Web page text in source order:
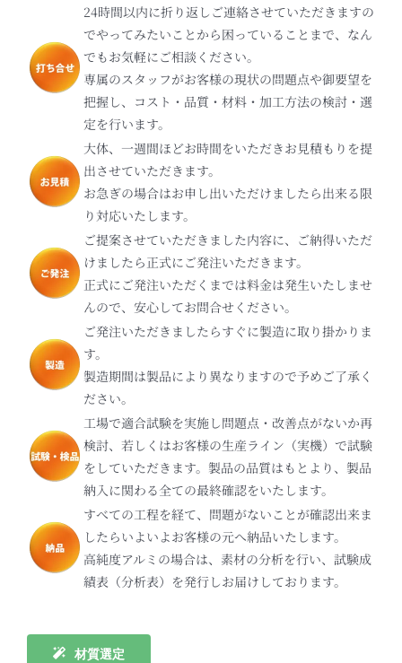
24時間以内に折り返しご連絡させていただきますの
でやってみたいことから困っていることまで、なん
でもお気軽にご相談ください。
専属のスタッフがお客様の現状の問題点や御要望を
把握し、コスト・品質・材料・加工方法の検討・選
定を行います。
大体、一週間ほどお時間をいただきお見積もりを提
出させていただきます。
お急ぎの場合はお申し出いただけましたら出来る限
り対応いたします。
ご提案させていただきました内容に、ご納得いただ
けましたら正式にご発注いただきます。
正式にご発注いただくまでは料金は発生いたしませ
んので、安心してお問合せください。
ご発注いただきましたらすぐに製造に取り掛かりま
す。
製造期間は製品により異なりますので予めご了承く
ださい。
工場で適合試験を実施し問題点・改善点がないか再
検討、若しくはお客様の生産ライン（実機）で試験
をしていただきます。製品の品質はもとより、製品
納入に関わる全ての最終確認をいたします。
すべての工程を経て、問題がないことが確認出来ま
したらいよいよお客様の元へ納品いたします。
高純度アルミの場合は、素材の分析を行い、試験成
績表（分析表）を発行しお届けしております。
材質選定